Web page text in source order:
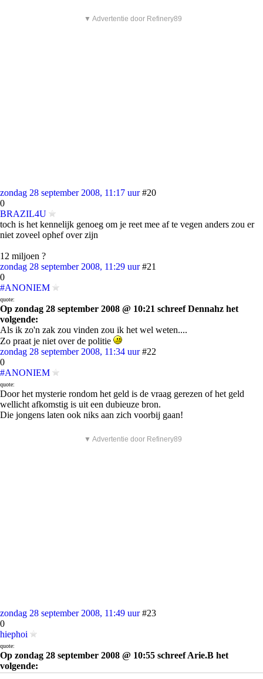
▼ Advertentie door Refinery89
zondag 28 september 2008, 11:17 uur #20
0
BRAZIL4U
toch is het kennelijk genoeg om je reet mee af te vegen anders zou er
niet zoveel ophef over zijn
12 miljoen ?
zondag 28 september 2008, 11:29 uur #21
0
#ANONIEM
quote:
Op zondag 28 september 2008 @ 10:21 schreef Dennahz het
volgende:
Als ik zo'n zak zou vinden zou ik het wel weten....
Zo praat je niet over de politie
zondag 28 september 2008, 11:34 uur #22
0
#ANONIEM
quote:
Door het mysterie rondom het geld is de vraag gerezen of het geld
wellicht afkomstig is uit een dubieuze bron.
Die jongens laten ook niks aan zich voorbij gaan!
▼ Advertentie door Refinery89
zondag 28 september 2008, 11:49 uur #23
0
hiephoi
quote:
Op zondag 28 september 2008 @ 10:55 schreef Arie.B het
volgende: